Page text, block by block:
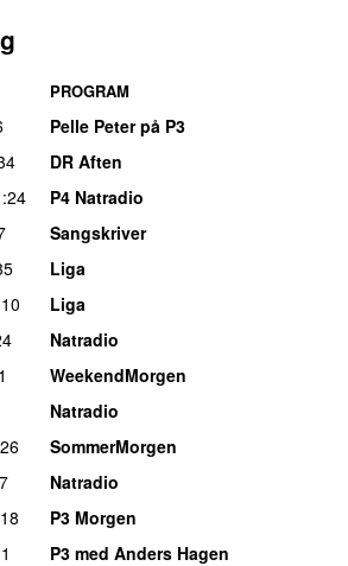
PROGRAM
Pelle Peter på P3
DR Aften
P4 Natradio
Sangskriver
Liga
Liga
Natradio
WeekendMorgen
Natradio
SommerMorgen
Natradio
P3 Morgen
P3 med Anders Hagen